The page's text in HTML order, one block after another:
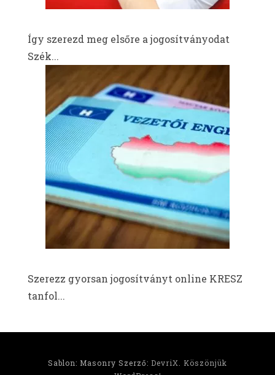
Így szerezd meg elsőre a jogosítványodat
Szék...
Szerezz gyorsan jogosítványt online KRESZ
tanfol...
Sablon: Masonry Szerző: DevriX
Köszönjük